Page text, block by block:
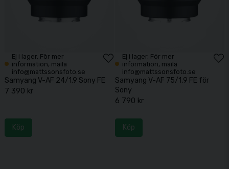
Ej i lager. För mer
information, maila
info@mattssonsfoto.se
Samyang V-AF 24/1.9 Sony FE
7 390 kr
Köp
Ej i lager. För mer
information, maila
info@mattssonsfoto.se
Samyang V-AF 75/1,9 FE för
Sony
6 790 kr
Köp